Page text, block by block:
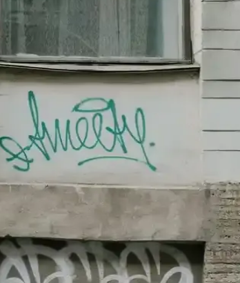
alma noktası seçimi önemlidir.
deterjan kullanımı ve bakım yöntemleri önemlidir.
ve satış noktalarıyla iletişim önerilir.
bakım ile kahve deneyiminizi zenginleştirir.
atmasını sağlayın.